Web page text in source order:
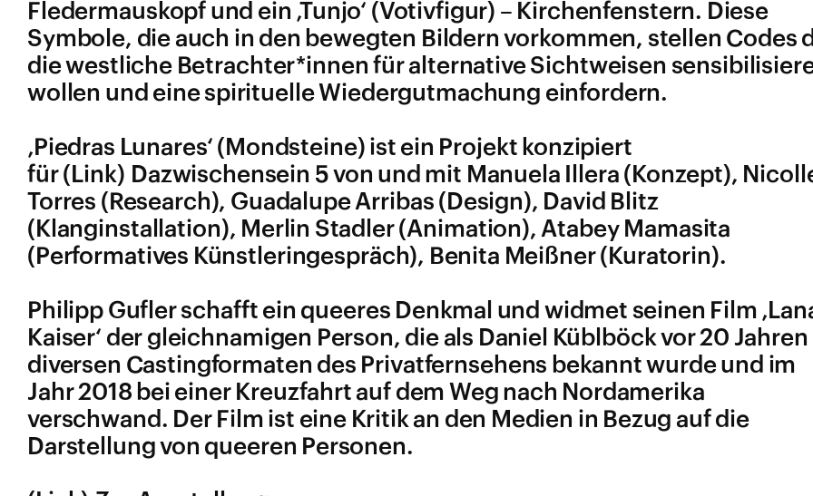
Fledermauskopf und ein ‚Tunjo‘ (Votivfigur) – Kirchenfenstern. Diese
Symbole, die auch in den bewegten Bildern vorkommen, stellen Codes
die westliche Betrachter*innen für alternative Sichtweisen
wollen und eine spirituelle Wiedergutmachung einfordern.
‚ Piedras Lunares‘ (Mondsteine) ist ein Projekt konzipiert
für
Dazwischensein 5von und mit Manuela Illera (Konzept),
Torres (Research), Guadalupe Arribas (Design), David Blitz
(Klanginstallation), Merlin Stadler (Animation), Atabey Mamasita
(Performatives Künstleringespräch), Benita Meißner (Kuratorin).
Philipp Gufler schafft ein queeres Denkmal und widmet seinen Film
Kaiser‘ der gleichnamigen Person, die als Daniel Küblböck vor 20 Jahren
diversen Castingformaten des Privatfernsehens bekannt wurde und im
Jahr 2018 bei einer Kreuzfahrt auf dem Weg nach Nordamerika
verschwand. Der Film ist eine Kritik an den Medien in Bezug auf die
Darstellung von queeren Personen.